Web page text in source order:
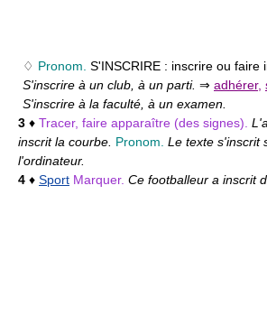
♢ Pronom. S'INSCRIRE : inscrire ou faire
S'inscrire à un club, à un parti. ⇒ adhérer,
S'inscrire à la faculté, à un examen.
3 ♦ Tracer, faire apparaître (des signes).
inscrit la courbe. Pronom. Le texte s'inscrit
l'ordinateur.
4 ♦ Sport Marquer. Ce footballeur a inscrit